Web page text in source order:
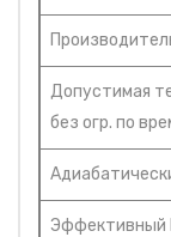
Допустимая
без огр. по
Эффективный